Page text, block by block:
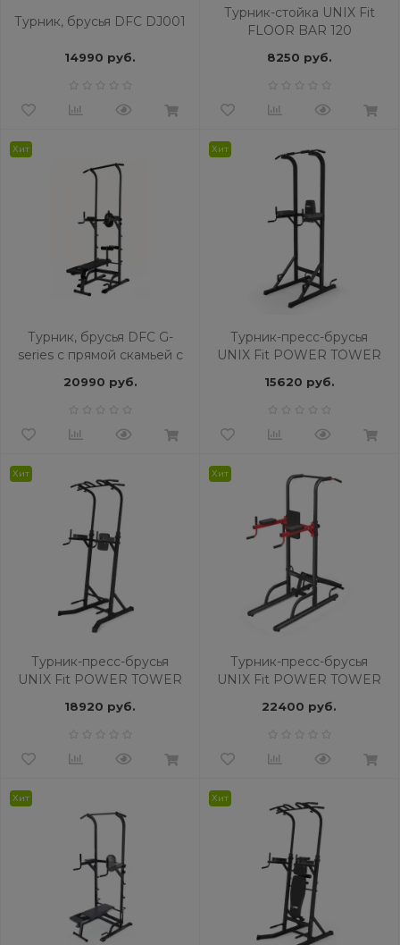
Турник, брусья DFC DJ001
14990 руб.
Турник-стойка UNIX Fit
FLOOR BAR 120
8250 руб.
Хит
Турник, брусья DFC G-
series с прямой скамьей с
20990 руб.
Хит
Турник-пресс-брусья
UNIX Fit POWER TOWER
15620 руб.
Хит
Турник-пресс-брусья
UNIX Fit POWER TOWER
18920 руб.
Хит
Турник-пресс-брусья
UNIX Fit POWER TOWER
22400 руб.
Хит Хит